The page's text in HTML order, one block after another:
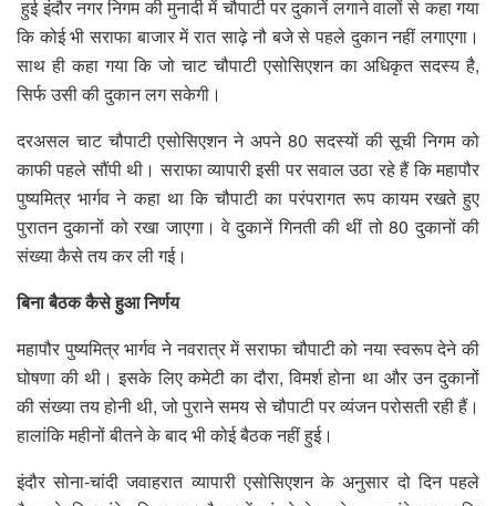
हुई इंदौर नगर निगम की मुनादी में चौपाटी पर दुकानें लगाने वालों से कहा गया
कि कोई भी सराफा बाजार में रात साढ़े नौ बजे से पहले दुकान नहीं लगाएगा।
साथ ही कहा गया कि जो चाट चौपाटी एसोसिएशन का अधिकृत सदस्य है,
सिर्फ उसी की दुकान लग सकेगी।
दरअसल चाट चौपाटी एसोसिएशन ने अपने 80 सदस्यों की सूची निगम को
काफी पहले सौंपी थी। सराफा व्यापारी इसी पर सवाल उठा रहे हैं कि महापौर
पुष्यमित्र भार्गव ने कहा था कि चौपाटी का परंपरागत रूप कायम रखते हुए
पुरातन दुकानों को रखा जाएगा। वे दुकानें गिनती की थीं तो 80 दुकानों की
संख्या कैसे तय कर ली गई।
बिना बैठक कैसे हुआ निर्णय
महापौर पुष्यमित्र भार्गव ने नवरात्र में सराफा चौपाटी को नया स्वरूप देने की
घोषणा की थी। इसके लिए कमेटी का दौरा, विमर्श होना था और उन दुकानों
की संख्या तय होनी थी, जो पुराने समय से चौपाटी पर व्यंजन परोसती रही हैं।
हालांकि महीनों बीतने के बाद भी कोई बैठक नहीं हुई।
इंदौर सोना-चांदी जवाहरात व्यापारी एसोसिएशन के अनुसार दो दिन पहले